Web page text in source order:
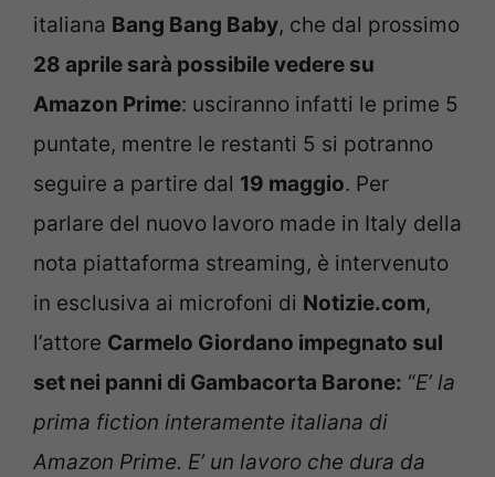
italiana Bang Bang Baby, che dal prossimo
28 aprile sarà possibile vedere su
Amazon Prime: usciranno infatti le prime 5
puntate, mentre le restanti 5 si potranno
seguire a partire dal 19 maggio. Per
parlare del nuovo lavoro made in Italy della
nota piattaforma streaming, è intervenuto
in esclusiva ai microfoni di Notizie.com,
l’attore Carmelo Giordano impegnato sul
set nei panni di Gambacorta Barone: “E’ la
prima fiction interamente italiana di
Amazon Prime. E’ un lavoro che dura da